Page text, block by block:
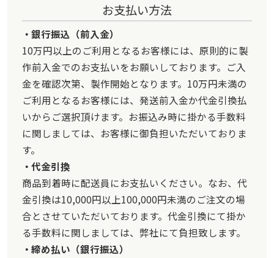
オリジナル手旗(ツアー・添乗員・ガイド手旗)
サービスの評価4
★★★★☆
★★★★☆
2026.3.25
担当者の対応力
【サービスに関する満足度の理由】
A3判のプリントですが旗になりますか。
【商品に関する満足度の理由】
何度も確認していただけたので安心しました。
【どんなことに利用されましたか？】
インタネット
近畿地水株式会社 様
オリジナル旗(社旗)
サービスの評価3
商品の評価5
お支払い方法
銀行振込（前入金）
10万円以上のご利用となるお客様には、原則的に製
作前入金でのお支払いをお願いしております。ご入
金を確認次第、製作開始となります。10万円未満の
ご利用となるお客様には、発送前入金か代金引換払
いからご選択頂けます。お振込み時に掛かる手数料
に関しましては、お客様に御負担いただいておりま
す。
代金引換
商品到着時に配送員にお支払いください。なお、代
金引換は10,000円以上100,000円未満のご注文の場
合とさせていただいております。代金引換にて掛か
る手数料に関しましては、弊社にて負担致します。
締め払い（銀行振込）